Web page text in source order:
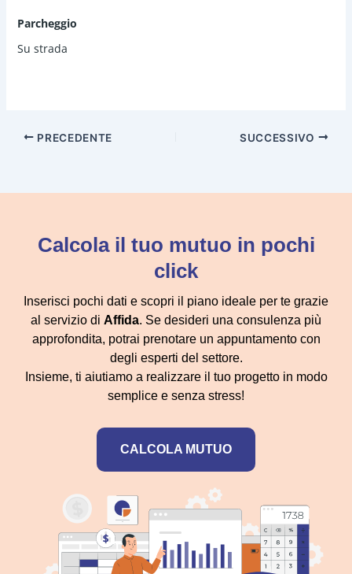
Parcheggio
Su strada
PRECEDENTE SUCCESSIVO
Inserisci pochi dati e scopri il piano ideale per te grazie
al servizio di Affida. Se desideri una consulenza più
approfondita, potrai prenotare un appuntamento con
degli esperti del settore.
Insieme, ti aiutiamo a realizzare il tuo progetto in modo
semplice e senza stress!
CALCOLA MUTUO
Calcola il tuo mutuo in pochi
click